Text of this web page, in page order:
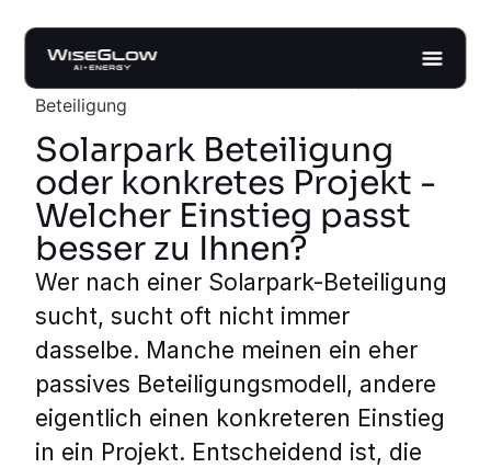
Beteiligung
Solarpark Beteiligung
oder konkretes Projekt -
Welcher Einstieg passt
besser zu Ihnen?
Wer nach einer Solarpark-Beteiligung
sucht, sucht oft nicht immer
dasselbe. Manche meinen ein eher
passives Beteiligungsmodell, andere
eigentlich einen konkreteren Einstieg
in ein Projekt. Entscheidend ist, die